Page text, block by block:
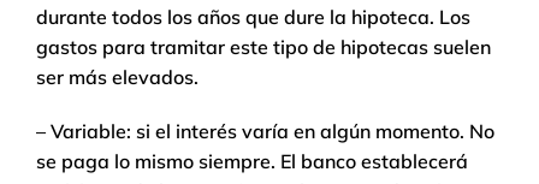
durante todos los años que dure la hipoteca. Los
gastos para tramitar este tipo de hipotecas suelen
ser más elevados.
– Variable: si el interés varía en algún momento. No
se paga lo mismo siempre. El banco establecerá